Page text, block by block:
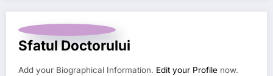
Sfatul Doctorului
Add your Biographical Information. Edit your Profile now.